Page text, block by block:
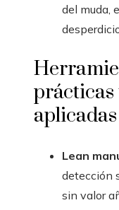
del muda,
prácticas
Lean
detección
sin valor